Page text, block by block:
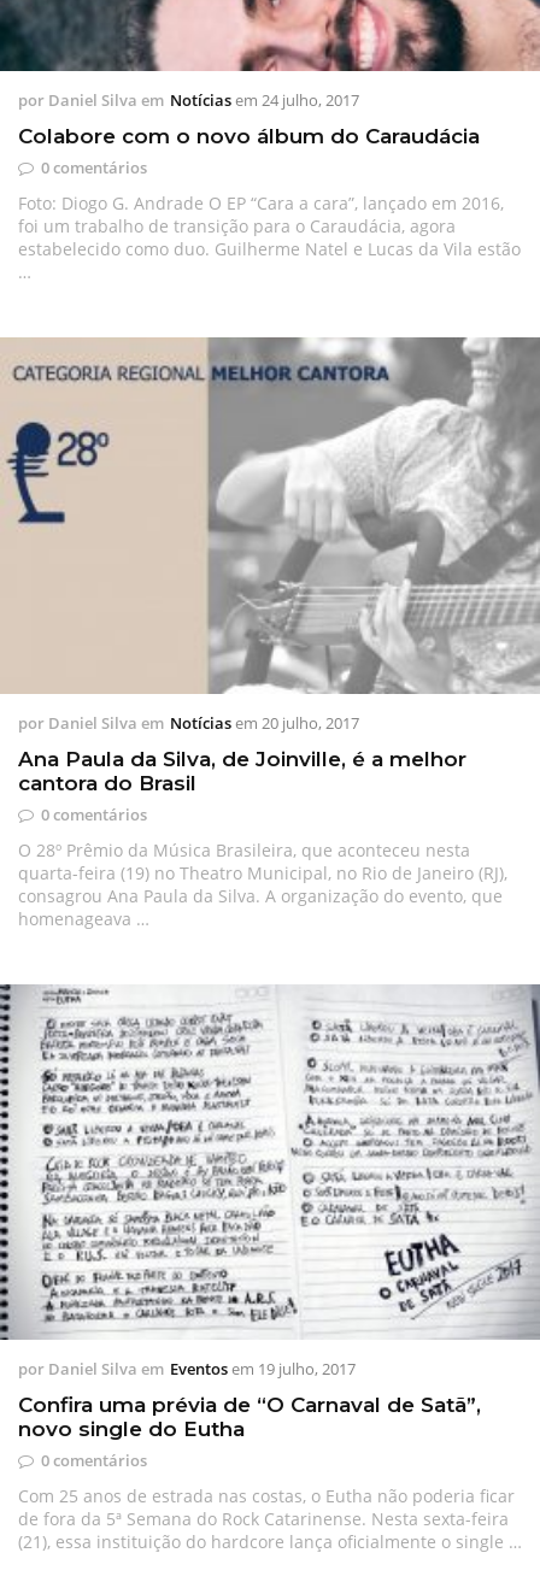
por Daniel Silva em Notíciasem 24 julho, 2017
Colabore com o novo álbum do Caraudácia
0 comentários
Foto: Diogo G. Andrade O EP “Cara a cara”, lançado em 2016,
foi um trabalho de transição para o Caraudácia, agora
estabelecido como duo. Guilherme Natel e Lucas da Vila estão
…
por Daniel Silva em Notíciasem 20 julho, 2017
Ana Paula da Silva, de Joinville, é a melhor
cantora do Brasil
0 comentários
O 28º Prêmio da Música Brasileira, que aconteceu nesta
quarta-feira (19) no Theatro Municipal, no Rio de Janeiro (RJ),
consagrou Ana Paula da Silva. A organização do evento, que
homenageava …
por Daniel Silva em Eventosem 19 julho, 2017
Confira uma prévia de “O Carnaval de Satã”,
novo single do Eutha
0 comentários
Com 25 anos de estrada nas costas, o Eutha não poderia ficar
de fora da 5ª Semana do Rock Catarinense. Nesta sexta-feira
(21), essa instituição do hardcore lança oficialmente o single …